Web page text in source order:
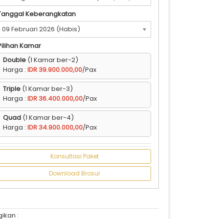
Keberangkatan
09 Februari 2026 (Habis)
Kamar
Double (1 Kamar ber-2)
Harga : IDR 39.900.000,00/Pax
Triple (1 Kamar ber-3)
Harga : IDR 36.400.000,00/Pax
Quad (1 Kamar ber-4)
Harga : IDR 34.900.000,00/Pax
Konsultasi Paket
Download Brosur
: